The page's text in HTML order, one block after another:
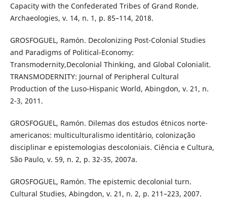
Capacity with the Confederated Tribes of Grand Ronde.
Archaeologies, v. 14, n. 1, p. 85–114, 2018.
GROSFOGUEL, Ramón. Decolonizing Post-Colonial Studies
and Paradigms of Political-Economy:
Transmodernity,Decolonial Thinking, and Global Colonialit.
TRANSMODERNITY: Journal of Peripheral Cultural
Production of the Luso-Hispanic World, Abingdon, v. 21, n.
2-3, 2011.
GROSFOGUEL, Ramón. Dilemas dos estudos étnicos norte-
americanos: multiculturalismo identitário, colonização
disciplinar e epistemologias descoloniais. Ciência e Cultura,
São Paulo, v. 59, n. 2, p. 32-35, 2007a.
GROSFOGUEL, Ramón. The epistemic decolonial turn.
Cultural Studies, Abingdon, v. 21, n. 2, p. 211–223, 2007.